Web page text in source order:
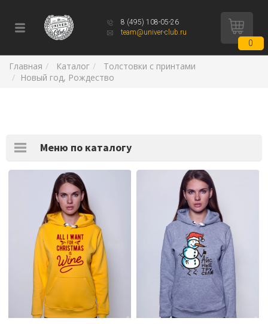
8 (495) 108-05-26
team@univer-club.ru
0
Главная Каталог
Толстовки с принтами
Новый год, Рождество
Меню по каталогу